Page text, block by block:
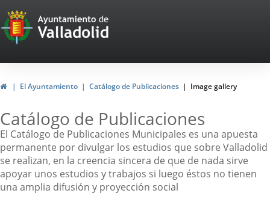
Portal
Web
del
Ayuntamiento
de
Valladolid
HomeEl Ayuntamiento Catálogo de Publicaciones Image gallery
Catálogo de Publicaciones
El Catálogo de Publicaciones Municipales es una apuesta
permanente por divulgar los estudios que sobre Valladolid
se realizan, en la creencia sincera de que de nada sirve
apoyar unos estudios y trabajos si luego éstos no tienen
una amplia difusión y proyección social